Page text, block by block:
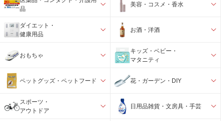
品
美容・コスメ・香水
ダイエット・
健康用品
お酒・洋酒
おもちゃ
キッズ・ベビー・
マタニティ
ペットグッズ・ペットフード 花・ガーデン・DIY
スポーツ・
アウトドア
日用品雑貨・文房具・手芸